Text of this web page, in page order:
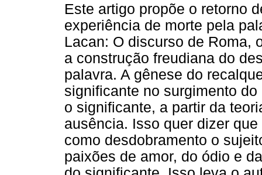
Este artigo propõe o retorno
experiência de morte pela
Lacan: O discurso de Roma,
a construção freudiana do
palavra. A gênese do
significante no surgimento
o significante, a partir da
ausência. Isso quer dizer
como desdobramento o
paixões de amor, do ódio e